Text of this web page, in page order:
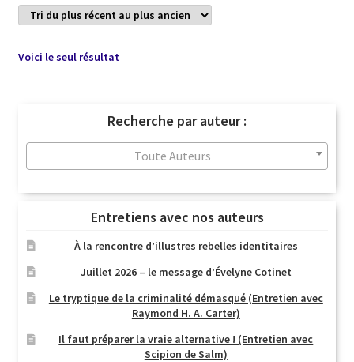
Voici le seul résultat
Recherche par auteur :
Toute Auteurs
Entretiens avec nos auteurs
À la rencontre d’illustres rebelles identitaires
Juillet 2026 – le message d’Évelyne Cotinet
Le tryptique de la criminalité démasqué (Entretien avec
Raymond H. A. Carter)
Il faut préparer la vraie alternative ! (Entretien avec
Scipion de Salm)